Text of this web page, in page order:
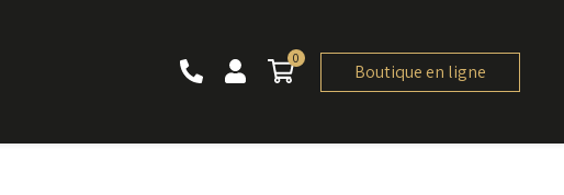
0
0 article Boutique en ligne